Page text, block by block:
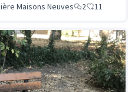
Maisons Neuves 2 11